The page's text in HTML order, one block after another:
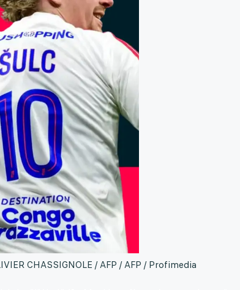
CHASSIGNOLE / AFP / AFP / Profimedia